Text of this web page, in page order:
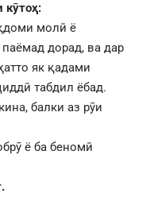
кӯтоҳ:
молӣ ё
дорад, ва дар
як қадами
табдил ёбад.
балки аз рӯи
ё ба беномӣ